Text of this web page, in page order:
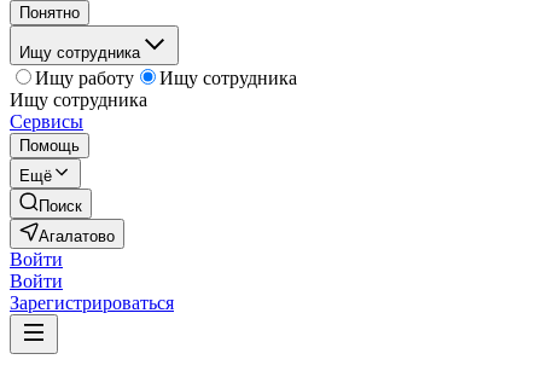
Понятно
Ищу сотрудника
Ищу работу
Ищу сотрудника
Ищу сотрудника
Сервисы
Помощь
Ещё
Поиск
Агалатово
Войти
Войти
Зарегистрироваться